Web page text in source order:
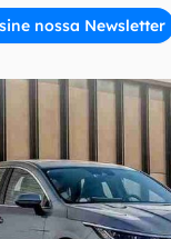
nossa Newsletter
Privacidade do